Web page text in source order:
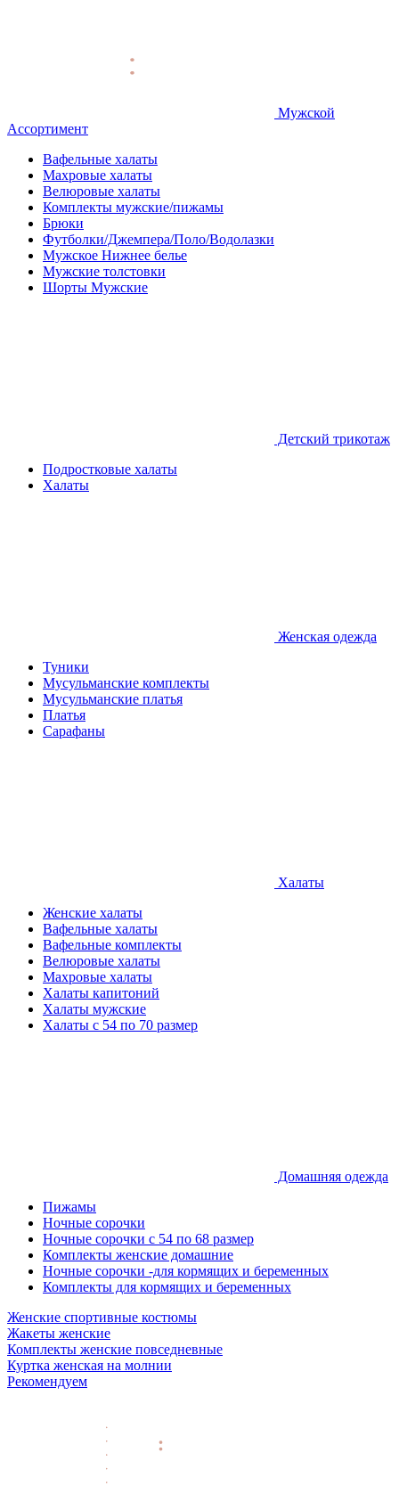
Мужской
Ассортимент
Вафельные халаты
Махровые халаты
Велюровые халаты
Комплекты мужские/пижамы
Брюки
Футболки/Джемпера/Поло/Водолазки
Мужское Нижнее белье
Мужские толстовки
Шорты Мужские
Детcкий трикотаж
Подростковые халаты
Халаты
Женская одежда
Туники
Мусульманские комплекты
Мусульманские платья
Платья
Сарафаны
Халаты
Женские халаты
Вафельные халаты
Вафельные комплекты
Велюровые халаты
Махровые халаты
Халаты капитоний
Халаты мужские
Халаты с 54 по 70 размер
Домашняя одежда
Пижамы
Ночные сорочки
Ночные сорочки с 54 по 68 размер
Комплекты женские домашние
Ночные сорочки -для кормящих и беременных
Комплекты для кормящих и беременных
Женские спортивные костюмы
Жакеты женские
Комплекты женские повседневные
Куртка женская на молнии
Рекомендуем